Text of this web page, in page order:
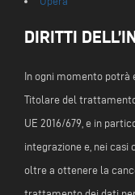
DIRITTI
In ogni momento
Titolare del
UE 2016/679, e in
integrazione e, nei
oltre a ottenere la